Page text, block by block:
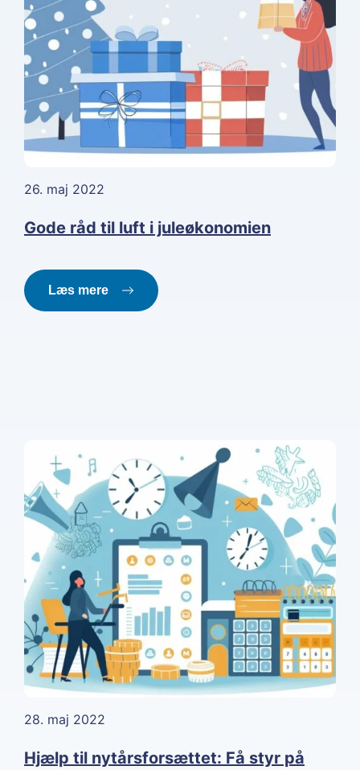
26. maj 2022
Gode råd til luft i juleøkonomien
Læs mere
28. maj 2022
Hjælp til nytårsforsættet: Få styr på